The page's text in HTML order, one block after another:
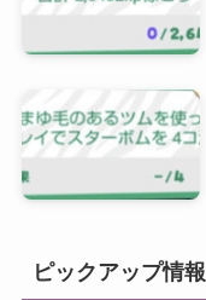
ピックアップ情報